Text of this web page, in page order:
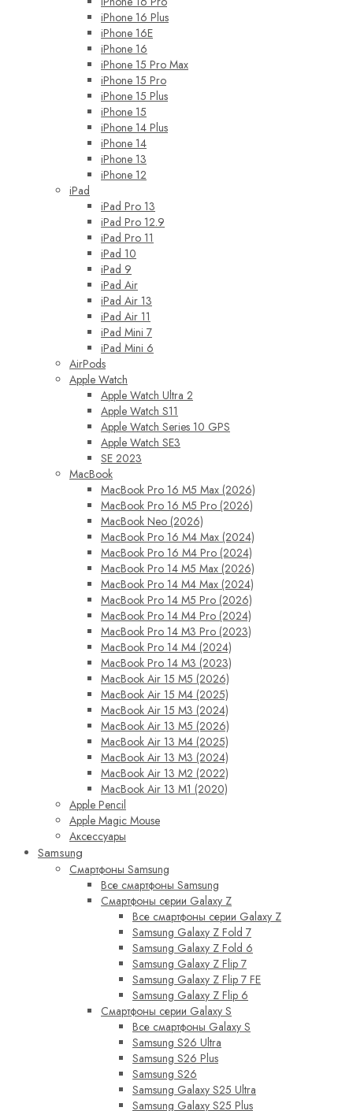
iPhone 16 Plus
iPhone 16E
iPhone 16
iPhone 15 Pro Max
iPhone 15 Pro
iPhone 15 Plus
iPhone 15
iPhone 14 Plus
iPhone 14
iPhone 13
iPhone 12
iPad
iPad Pro 13
iPad Pro 12.9
iPad Pro 11
iPad 10
iPad 9
iPad Air
iPad Air 13
iPad Air 11
iPad Mini 7
iPad Mini 6
AirPods
Apple Watch
Apple Watch Ultra 2
Apple Watch S11
Apple Watch Series 10 GPS
Apple Watch SE3
SE 2023
MacBook
MacBook Pro 16 M5 Max (2026)
MacBook Pro 16 M5 Pro (2026)
MacBook Neo (2026)
MacBook Pro 16 M4 Max (2024)
MacBook Pro 16 M4 Pro (2024)
MacBook Pro 14 M5 Max (2026)
MacBook Pro 14 M4 Max (2024)
MacBook Pro 14 M5 Pro (2026)
MacBook Pro 14 M4 Pro (2024)
MacBook Pro 14 M3 Pro (2023)
MacBook Pro 14 M4 (2024)
MacBook Pro 14 M3 (2023)
MacBook Air 15 M5 (2026)
MacBook Air 15 M4 (2025)
MacBook Air 15 M3 (2024)
MacBook Air 13 M5 (2026)
MacBook Air 13 M4 (2025)
MacBook Air 13 M3 (2024)
MacBook Air 13 M2 (2022)
MacBook Air 13 M1 (2020)
Apple Pencil
Apple Magic Mouse
Аксессуары
Samsung
Смартфоны Samsung
Все смартфоны Samsung
Смартфоны серии Galaxy Z
Все смартфоны серии Galaxy Z
Samsung Galaxy Z Fold 7
Samsung Galaxy Z Fold 6
Samsung Galaxy Z Flip 7
Samsung Galaxy Z Flip 7 FE
Samsung Galaxy Z Flip 6
Смартфоны серии Galaxy S
Все смартфоны Galaxy S
Samsung S26 Ultra
Samsung S26 Plus
Samsung S26
Samsung Galaxy S25 Ultra
Samsung Galaxy S25 Plus